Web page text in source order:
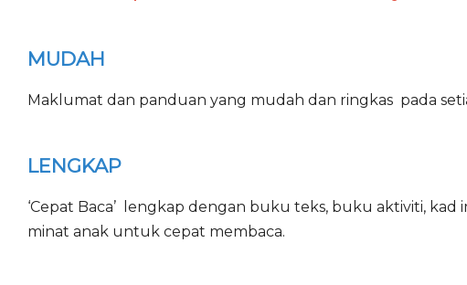
MUDAH
Maklumat dan panduan yang mudah dan ringkas pada
LENGKAP
‘Cepat Baca’ lengkap dengan buku teks, buku aktiviti,
minat anak untuk cepat membaca.